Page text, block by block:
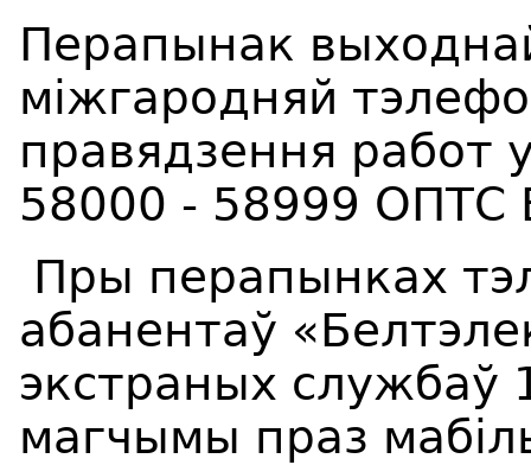
Перапынак
міжгародняй
правядзення работ
58000 - 58999
Пры перапынках
абанентаў
экстраных службаў
магчымы праз